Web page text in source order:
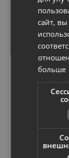
Страна
Язык
сайт,
больше